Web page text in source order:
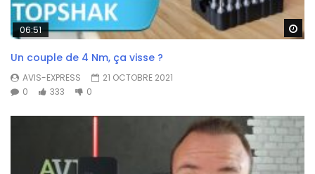
06:51
Un couple de 4 Nm, ça visse ?
AVIS-EXPRESS
21 OCTOBRE 2021
0
333 0